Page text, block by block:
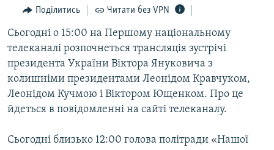
навігації
Перейти
до
пошуку
БЛОГИ
ПОГЛЯД
ІНТЕРВ'Ю
ВСЕ ЗА ДЕНЬ
СПЕЦПРОЕКТИ
ВІДЕОУРОКИ «ELIFBE»
Поділитись Читати без VPN
Сьогодні о 15:00 на Першому національному
телеканалі розпочнеться трансляція зустрічі
президента України Віктора Януковича з
колишніми президентами Леонідом Кравчуком,
Леонідом Кучмою і Віктором Ющенком. Про це
йдеться в повідомленні на сайті телеканалу.
Сьогодні близько 12:00 голова політради «Нашої